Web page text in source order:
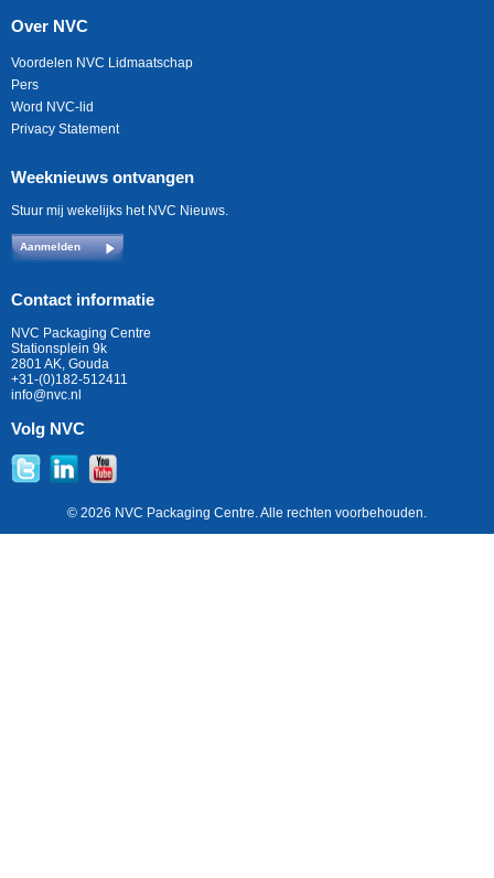
Over NVC
Voordelen NVC Lidmaatschap
Pers
Word NVC-lid
Privacy Statement
Weeknieuws ontvangen
Stuur mij wekelijks het NVC Nieuws.
Aanmelden
Contact informatie
NVC Packaging Centre
Stationsplein 9k
2801 AK, Gouda
+31-(0)182-512411
info@nvc.nl
Volg NVC
© 2026 NVC Packaging Centre. Alle rechten voorbehouden.